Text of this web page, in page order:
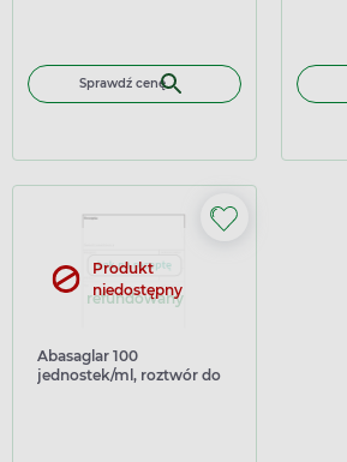
Sprawdź cenę
refundowany
Produkt
niedostępny
Abasaglar 100
jednostek/ml, roztwór do